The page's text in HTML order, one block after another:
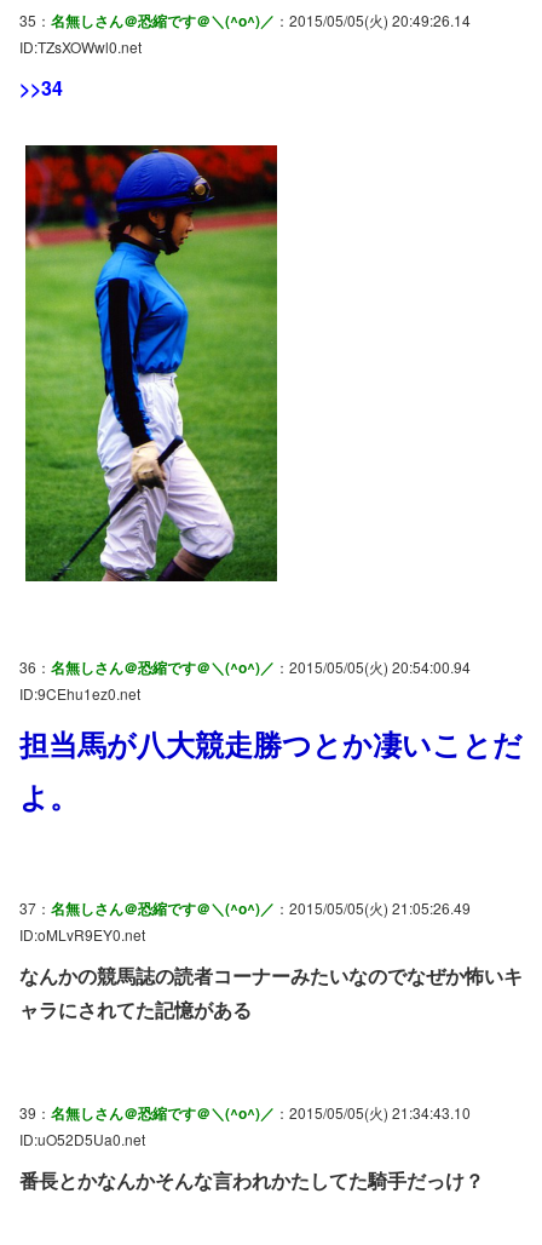
35： 名無しさん＠恐縮です＠＼(^o^)／ ：2015/05/05(火) 20:49:26.14
ID:TZsXOWwl0.net
>>34
36： 名無しさん＠恐縮です＠＼(^o^)／ ：2015/05/05(火) 20:54:00.94
ID:9CEhu1ez0.net
担当馬が八大競走勝つとか凄いことだ
よ。
37： 名無しさん＠恐縮です＠＼(^o^)／ ：2015/05/05(火) 21:05:26.49
ID:oMLvR9EY0.net
なんかの競馬誌の読者コーナーみたいなのでなぜか怖いキ
ャラにされてた記憶がある
39： 名無しさん＠恐縮です＠＼(^o^)／ ：2015/05/05(火) 21:34:43.10
ID:uO52D5Ua0.net
番長とかなんかそんな言われかたしてた騎手だっけ？